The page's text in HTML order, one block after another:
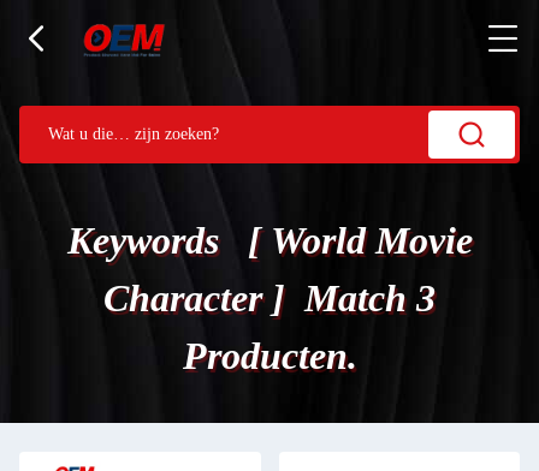
Keywords [ World Movie
Character ] Match 3
Producten.